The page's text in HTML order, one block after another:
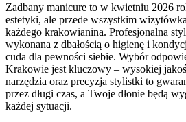
Zadbany manicure to w kwietniu 2026
estetyki, ale przede wszystkim
każdego krakowianina. Profesjonalna
wykonana z dbałością o higienę i
cuda dla pewności siebie. Wybór
Krakowie jest kluczowy – wysokiej
narzędzia oraz precyzja stylistki to
przez długi czas, a Twoje dłonie będą
każdej sytuacji.